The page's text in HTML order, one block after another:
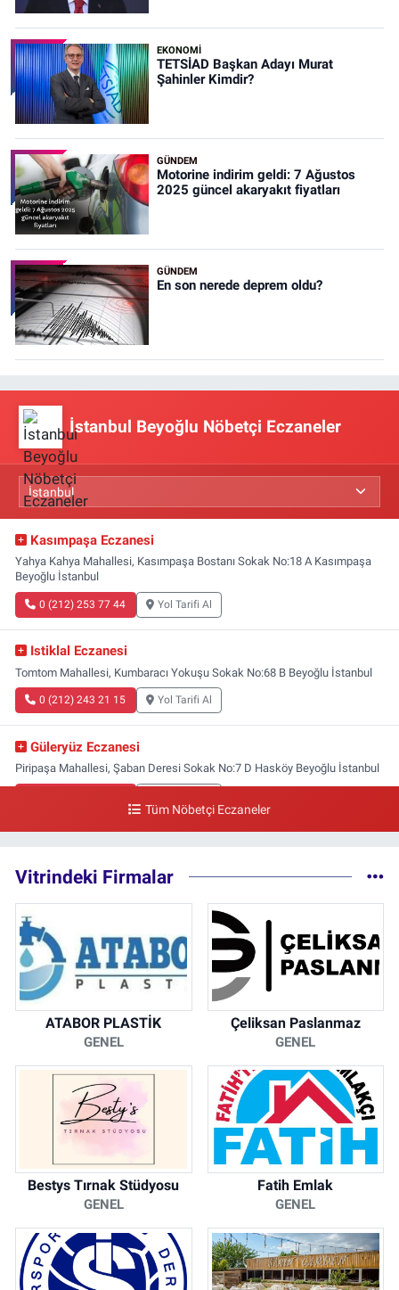
EKONOMİ
TETSİAD Başkan Adayı Murat
Şahinler Kimdir?
GÜNDEM
Motorine indirim geldi: 7 Ağustos
2025 güncel akaryakıt fiyatları
GÜNDEM
En son nerede deprem oldu?
İstanbul Beyoğlu Nöbetçi Eczaneler
Kasımpaşa Eczanesi
Yahya Kahya Mahallesi, Kasımpaşa Bostanı Sokak No:18 A Kasımpaşa
Beyoğlu İstanbul
0 (212) 253 77 44 Yol Tarifi Al
Istiklal Eczanesi
Tomtom Mahallesi, Kumbaracı Yokuşu Sokak No:68 B Beyoğlu İstanbul
0 (212) 243 21 15 Yol Tarifi Al
Güleryüz Eczanesi
Piripaşa Mahallesi, Şaban Deresi Sokak No:7 D Hasköy Beyoğlu İstanbul
Tüm Nöbetçi Eczaneler
Vitrindeki Firmalar
ATABOR PLASTİK
GENEL
Çeliksan Paslanmaz
GENEL
Bestys Tırnak Stüdyosu
GENEL
Fatih Emlak
GENEL